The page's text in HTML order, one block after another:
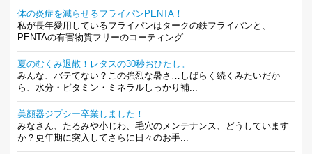
体の炎症を減らせるフライパンPENTA！
私が長年愛用しているフライパンはタークの鉄フライパンと、
PENTAの有害物質フリーのコーティング...
夏のむくみ退散！レタスの30秒おひたし。
みんな、バテてない？この強烈な暑さ…しばらく続くみたいだか
ら、水分・ビタミン・ミネラルしっかり補...
美顔器ジプシー卒業しました！
みなさん、たるみや小じわ、毛穴のメンテナンス、どうしています
か？更年期に突入してさらに日々のお手...